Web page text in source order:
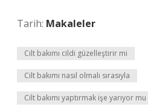
Tarih: Makaleler
Cilt bakımı cildi güzelleştirir mi
Cilt bakımı nasıl olmalı sırasıyla
Cilt bakımı yaptırmak işe yarıyor mu